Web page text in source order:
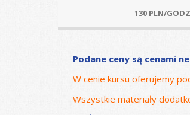
130 PLN/
Podane ceny są cenami
W cenie kursu oferujemy
Wszystkie materiały